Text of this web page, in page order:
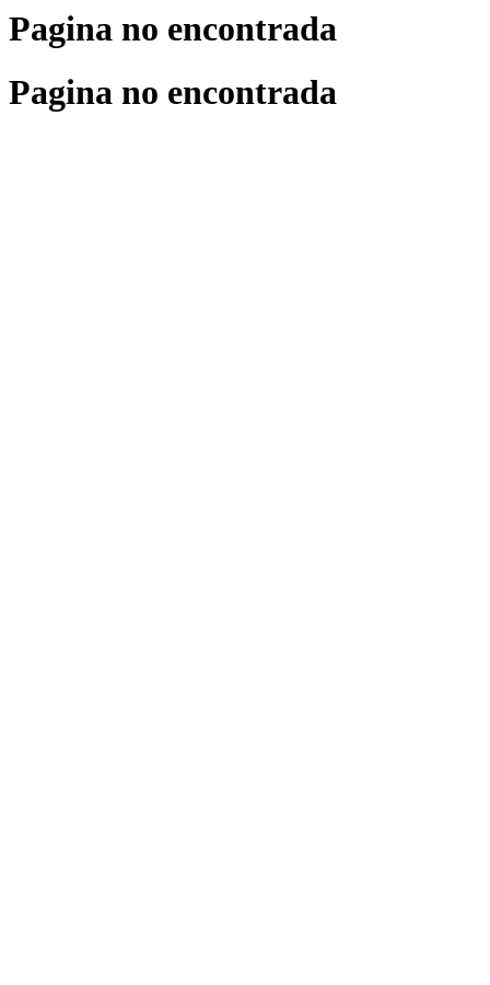
Pagina no encontrada
Pagina no encontrada